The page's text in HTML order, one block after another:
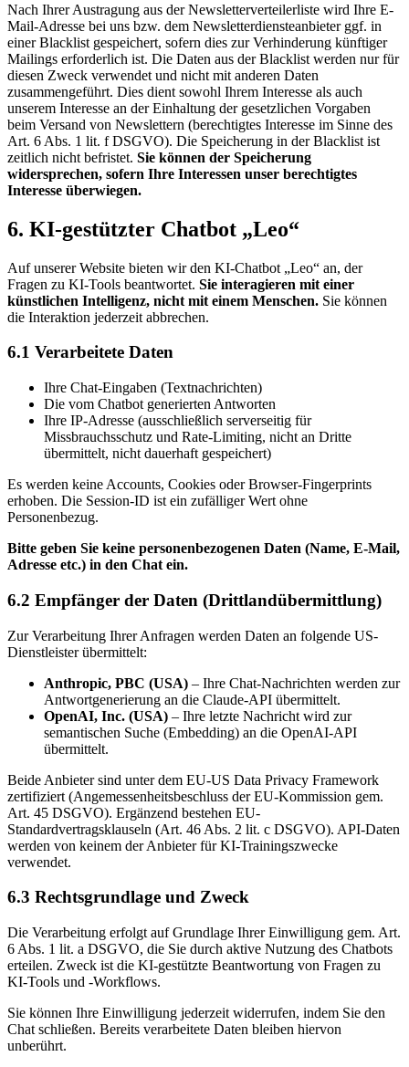
Nach Ihrer Austragung aus der Newsletterverteilerliste wird Ihre E-
Mail-Adresse bei uns bzw. dem Newsletterdiensteanbieter ggf. in
einer Blacklist gespeichert, sofern dies zur Verhinderung künftiger
Mailings erforderlich ist. Die Daten aus der Blacklist werden nur für
diesen Zweck verwendet und nicht mit anderen Daten
zusammengeführt. Dies dient sowohl Ihrem Interesse als auch
unserem Interesse an der Einhaltung der gesetzlichen Vorgaben
beim Versand von Newslettern (berechtigtes Interesse im Sinne des
Art. 6 Abs. 1 lit. f DSGVO). Die Speicherung in der Blacklist ist
zeitlich nicht befristet. Sie können der Speicherung
widersprechen, sofern Ihre Interessen unser berechtigtes
Interesse überwiegen.
6. KI-gestützter Chatbot „Leo“
Auf unserer Website bieten wir den KI-Chatbot „Leo“ an, der
Fragen zu KI-Tools beantwortet. Sie interagieren mit einer
künstlichen Intelligenz, nicht mit einem Menschen. Sie können
die Interaktion jederzeit abbrechen.
6.1 Verarbeitete Daten
Ihre Chat-Eingaben (Textnachrichten)
Die vom Chatbot generierten Antworten
Ihre IP-Adresse (ausschließlich serverseitig für
Missbrauchsschutz und Rate-Limiting, nicht an Dritte
übermittelt, nicht dauerhaft gespeichert)
Es werden keine Accounts, Cookies oder Browser-Fingerprints
erhoben. Die Session-ID ist ein zufälliger Wert ohne
Personenbezug.
Bitte geben Sie keine personenbezogenen Daten (Name, E-Mail,
Adresse etc.) in den Chat ein.
6.2 Empfänger der Daten (Drittlandübermittlung)
Zur Verarbeitung Ihrer Anfragen werden Daten an folgende US-
Dienstleister übermittelt:
Anthropic, PBC (USA) – Ihre Chat-Nachrichten werden zur
Antwortgenerierung an die Claude-API übermittelt.
OpenAI, Inc. (USA) – Ihre letzte Nachricht wird zur
semantischen Suche (Embedding) an die OpenAI-API
übermittelt.
Beide Anbieter sind unter dem EU-US Data Privacy Framework
zertifiziert (Angemessenheitsbeschluss der EU-Kommission gem.
Art. 45 DSGVO). Ergänzend bestehen EU-
Standardvertragsklauseln (Art. 46 Abs. 2 lit. c DSGVO). API-Daten
werden von keinem der Anbieter für KI-Trainingszwecke
verwendet.
6.3 Rechtsgrundlage und Zweck
Die Verarbeitung erfolgt auf Grundlage Ihrer Einwilligung gem. Art.
6 Abs. 1 lit. a DSGVO, die Sie durch aktive Nutzung des Chatbots
erteilen. Zweck ist die KI-gestützte Beantwortung von Fragen zu
KI-Tools und -Workflows.
Sie können Ihre Einwilligung jederzeit widerrufen, indem Sie den
Chat schließen. Bereits verarbeitete Daten bleiben hiervon
unberührt.